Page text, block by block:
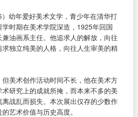
幼年爱好美术文学，青少年在清华打
时期在美术学院深造，1925年回国
油画系主任。他追求人的解放，向往
求独立纯美的人格，向往人生审美的精
美术创作活动时间不长，他在美术方
研究上的成就所掩，而本来不多的美
战乱而损失。本次展出仅存的少数作
艺术价值与历史高度。